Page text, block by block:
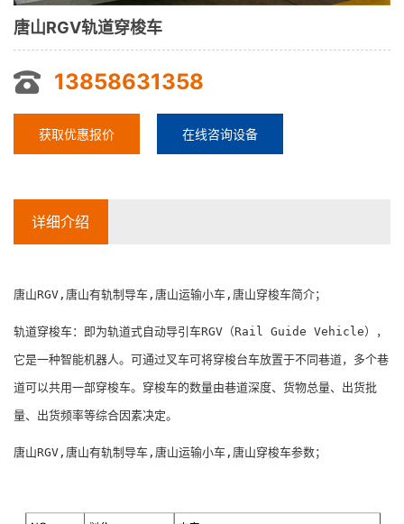
唐山RGV轨道穿梭车
13858631358
获取优惠报价 在线咨询设备
详细介绍
唐山RGV,唐山有轨制导车,唐山运输小车,唐山穿梭车简介；
轨道穿梭车：即为轨道式自动导引车RGV（Rail Guide Vehicle），
它是一种智能机器人。可通过叉车可将穿梭台车放置于不同巷道，多个巷
道可以共用一部穿梭车。穿梭车的数量由巷道深度、货物总量、出货批
量、出货频率等综合因素决定。
唐山RGV,唐山有轨制导车,唐山运输小车,唐山穿梭车参数；